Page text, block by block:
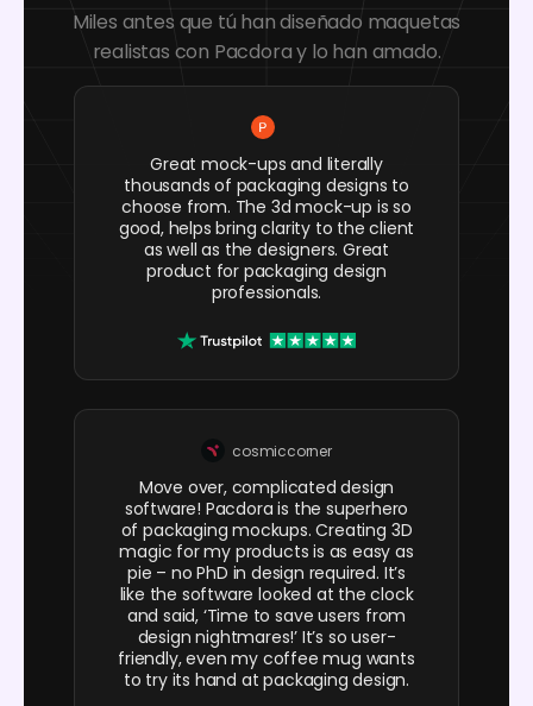
Miles antes que tú han diseñado maquetas
realistas con Pacdora y lo han amado.
Great mock-ups and literally
thousands of packaging designs to
choose from. The 3d mock-up is so
good, helps bring clarity to the client
as well as the designers. Great
product for packaging design
professionals.
cosmiccorner
Move over, complicated design
software! Pacdora is the superhero
of packaging mockups. Creating 3D
magic for my products is as easy as
pie – no PhD in design required. It’s
like the software looked at the clock
and said, ‘Time to save users from
design nightmares!’ It’s so user-
friendly, even my coffee mug wants
to try its hand at packaging design.